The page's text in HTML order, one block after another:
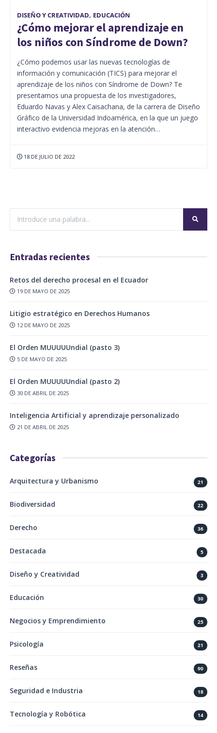
DISEÑO Y CREATIVIDAD, EDUCACIÓN
¿Cómo mejorar el aprendizaje en
los niños con Síndrome de Down?
¿Cómo podemos usar las nuevas tecnologías de
información y comunicación (TICS) para mejorar el
aprendizaje de los niños con Síndrome de Down? Te
presentamos una propuesta de los investigadores,
Eduardo Navas y Alex Caisachana, de la carrera de Diseño
Gráfico de la Universidad Indoamérica, en la que un juego
interactivo evidencia mejoras en la atención…
18 DE JULIO DE 2022
Entradas recientes
Retos del derecho procesal en el Ecuador
19 DE MAYO DE 2025
Litigio estratégico en Derechos Humanos
12 DE MAYO DE 2025
El Orden MUUUUUndial (pasto 3)
5 DE MAYO DE 2025
El Orden MUUUUUndial (pasto 2)
30 DE ABRIL DE 2025
Inteligencia Artificial y aprendizaje personalizado
21 DE ABRIL DE 2025
Categorías
Arquitectura y Urbanismo 21
Biodiversidad 22
Derecho 36
Destacada 5
Diseño y Creatividad 3
Educación 30
Negocios y Emprendimiento 25
Psicología 21
Reseñas 90
Seguridad e Industria 18
Tecnología y Robótica 14